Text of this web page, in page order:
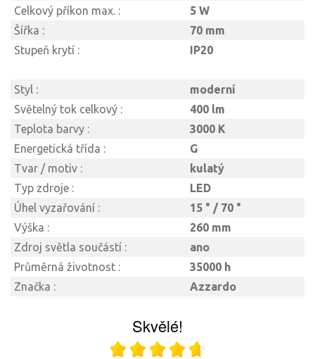
Celkový příkon max. :
5 W
Šířka :
70 mm
Stupeň krytí :
IP20
Styl :
moderní
Světelný tok celkový :
400 lm
Teplota barvy :
3000 K
Energetická třída :
G
Tvar / motiv :
kulatý
Typ zdroje :
LED
Úhel vyzařování :
15 ° / 70 °
Výška :
260 mm
Zdroj světla součástí :
ano
Průměrná životnost :
35000 h
Značka :
Azzardo